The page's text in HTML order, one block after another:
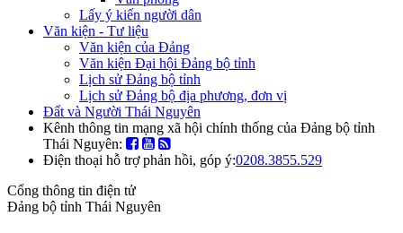
Lấy ý kiến người dân
Văn kiện - Tư liệu
Văn kiện của Đảng
Văn kiện Đại hội Đảng bộ tỉnh
Lịch sử Đảng bộ tỉnh
Lịch sử Đảng bộ địa phương, đơn vị
Đất và Người Thái Nguyên
Kênh thông tin mạng xã hội chính thống của Đảng bộ tỉnh
Thái Nguyên:
Điện thoại hỗ trợ phản hồi, góp ý:0208.3855.529
Cổng thông tin điện tử
Đảng bộ tỉnh Thái Nguyên